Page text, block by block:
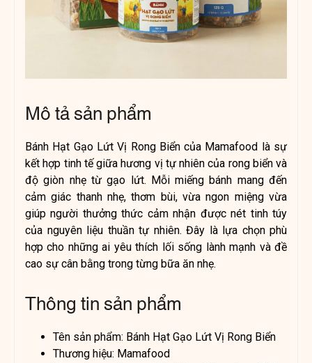
Mô tả sản phẩm
Bánh Hạt Gạo Lứt Vị Rong Biển của Mamafood là sự
kết hợp tinh tế giữa hương vị tự nhiên của rong biển và
độ giòn nhẹ từ gạo lứt. Mỗi miếng bánh mang đến
cảm giác thanh nhẹ, thơm bùi, vừa ngon miệng vừa
giúp người thưởng thức cảm nhận được nét tinh túy
của nguyên liệu thuần tự nhiên. Đây là lựa chọn phù
hợp cho những ai yêu thích lối sống lành mạnh và đề
cao sự cân bằng trong từng bữa ăn nhẹ.
Thông tin sản phẩm
Tên sản phẩm: Bánh Hạt Gạo Lứt Vị Rong Biển
Thương hiệu: Mamafood